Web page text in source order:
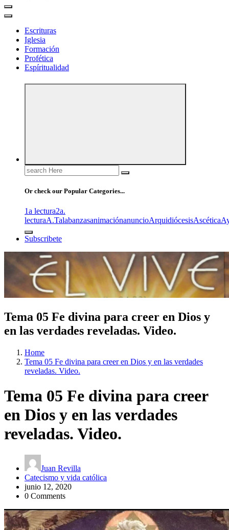
Escrituras
Iglesia
Formación
Profética
Espíritualidad
Search
for:
Or check our Popular Categories...
1a lectura2a.
lecturaA.TalabanzasanimaciónanuncioArquidiócesisAscética
Subscribete
Tema 05 Fe divina para creer en Dios y
en las verdades reveladas. Video.
Home
Tema 05 Fe divina para creer en Dios y en las verdades
reveladas. Video.
Tema 05 Fe divina para creer
en Dios y en las verdades
reveladas. Video.
Juan Revilla
Catecismo y vida católica
junio 12, 2020
0 Comments